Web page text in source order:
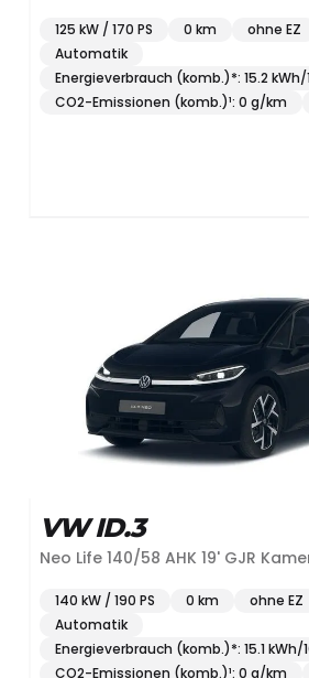
125 kW / 170 PS 0 km ohne EZ
Automatik
Energieverbrauch (komb.)*: 15.2 kWh/
CO2-Emissionen (komb.)¹: 0 g/km
VW ID.3
Neo Life 140/58 AHK 19' GJR
140 kW / 190 PS 0 km ohne EZ
Automatik
Energieverbrauch (komb.)*: 15.1 kWh/
CO2-Emissionen (komb.)¹: 0 g/km